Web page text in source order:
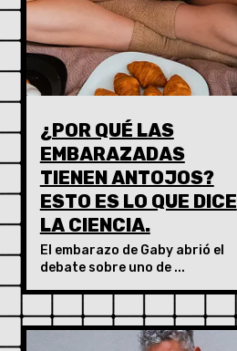
¿POR QUÉ LAS
EMBARAZADAS
TIENEN ANTOJOS?
ESTO ES LO QUE DICE
LA CIENCIA.
El embarazo de Gaby abrió el
debate sobre uno de ...